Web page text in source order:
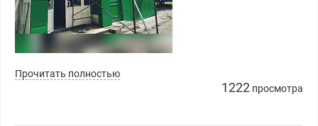
Прочитать полностью
1222 просмотра